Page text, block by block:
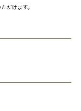
だけます。